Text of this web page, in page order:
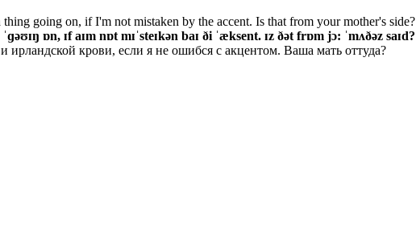
going on, if I'm not mistaken by the accent. Is that from your mother's side?
ˈɡəʊɪŋ ɒn, ɪf aɪm nɒt mɪˈsteɪkən baɪ ði ˈæksent. ɪz ðət frɒm jɔ: ˈmʌðəz saɪd?
крови, если я не ошибся с акцентом. Ваша мать оттуда?